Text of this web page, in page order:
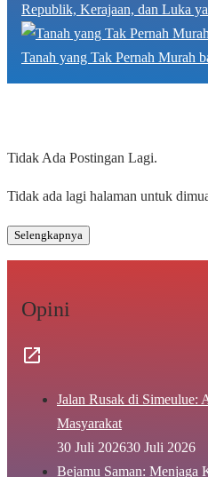
Republik, Kerajaan, dan Luka
Tanah yang Tak Pernah Murah
Tidak Ada Postingan Lagi.
Tidak ada lagi halaman untuk
Selengkapnya
Opini
Jalan Rusak di Simeulue:
Masyarakat
30 Juli 202630 Juli 2026
Bejamu Saman: Menjaga